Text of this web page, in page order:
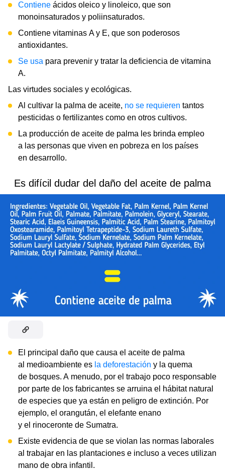
Contiene ácidos oleico y linoleico, que son
monoinsaturados y poliinsaturados.
Contiene vitaminas A y E, que son poderosos
antioxidantes.
Se usa para prevenir y tratar la deficiencia de vitamina
A.
Las virtudes sociales y ecológicas.
Al cultivar la palma de aceite, no se requieren tantos
pesticidas o fertilizantes como en otros cultivos.
La producción de aceite de palma les brinda empleo
a las personas que viven en pobreza en los países
en desarrollo.
Es difícil dudar del daño del aceite de palma
El principal daño que causa el aceite de palma
al medioambiente es la deforestación y la quema
de bosques. A menudo, por el trabajo poco responsable
por parte de los fabricantes se arruina el hábitat natural
de especies que ya están en peligro de extinción. Por
ejemplo, el orangután, el elefante enano
y el rinoceronte de Sumatra.
Existe evidencia de que se violan las normas laborales
al trabajar en las plantaciones e incluso a veces utilizan
mano de obra infantil.